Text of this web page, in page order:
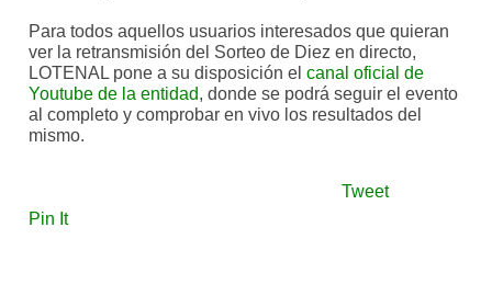
Para todos aquellos usuarios interesados que quieran
ver la retransmisión del Sorteo de Diez en directo,
LOTENAL pone a su disposición elcanal oficial de
Youtube de la entidad, donde se podrá seguir el evento
al completo y comprobar en vivo los resultados del
mismo.
Tweet
Pin It